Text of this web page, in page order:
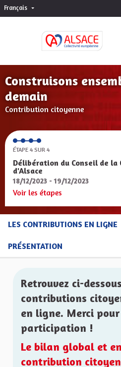
Français Choisir la langue
Construisons
demain
Contribution citoyenne
ÉTAPE 4 SUR 4
Délibération du Conseil de
d'Alsace
18/12/2023 - 19/12/2023
Voir les étapes
LES CONTRIBUTIONS EN LIGNE
PRÉSENTATION
Retrouvez ci-
contributions
en ligne. Merci
participation !
Le bilan global et
contribution